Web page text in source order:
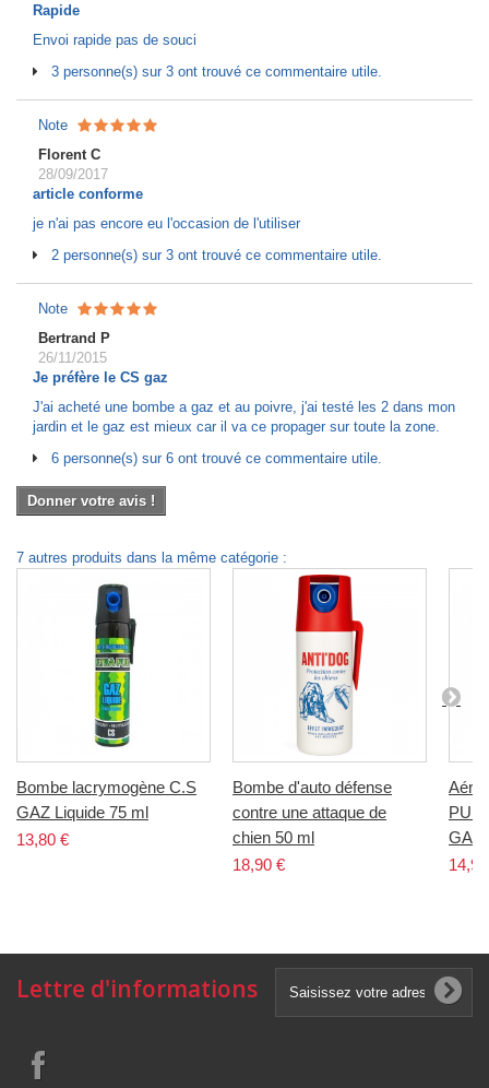
Rapide
Envoi rapide pas de souci
3 personne(s) sur 3 ont trouvé ce commentaire utile.
Note
Florent C
28/09/2017
article conforme
je n'ai pas encore eu l'occasion de l'utiliser
2 personne(s) sur 3 ont trouvé ce commentaire utile.
Note
Bertrand P
26/11/2015
Je préfère le CS gaz
J'ai acheté une bombe a gaz et au poivre, j'ai testé les 2 dans mon
jardin et le gaz est mieux car il va ce propager sur toute la zone.
6 personne(s) sur 6 ont trouvé ce commentaire utile.
Donner votre avis !
7 autres produits dans la même catégorie :
Bombe lacrymogène C.S
GAZ Liquide 75 ml
13,80 €
Bombe d'auto défense
contre une attaque de
chien 50 ml
18,90 €
GAZ
Lettre d'informations